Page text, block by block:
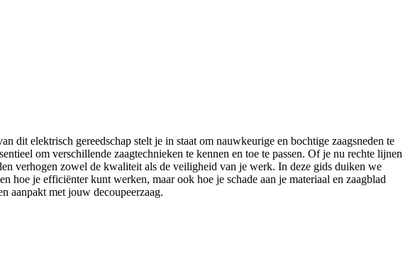
dit elektrisch gereedschap stelt je in staat om nauwkeurige en bochtige zaagsneden te
om verschillende zaagtechnieken te kennen en toe te passen. Of je nu rechte lijnen
verhogen zowel de kwaliteit als de veiligheid van je werk. In deze gids duiken we
hoe je efficiënter kunt werken, maar ook hoe je schade aan je materiaal en zaagblad
aanpakt met jouw decoupeerzaag.